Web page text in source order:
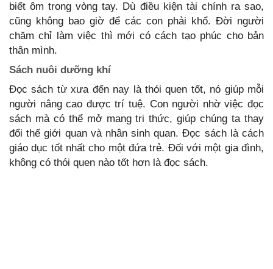
biết ôm trong vòng tay. Dù điều kiện tài chính ra sao,
cũng không bao giờ để các con phải khổ. Đời người
chăm chỉ làm việc thì mới có cách tạo phúc cho bản
thân mình.
Sách nuôi dưỡng khí
Đọc sách từ xưa đến nay là thói quen tốt, nó giúp mỗi
người nâng cao được trí tuệ. Con người nhờ việc đọc
sách mà có thể mở mang tri thức, giúp chúng ta thay
đổi thế giới quan và nhân sinh quan. Đọc sách là cách
giáo dục tốt nhất cho một đứa trẻ. Đối với một gia đình,
không có thói quen nào tốt hơn là đọc sách.